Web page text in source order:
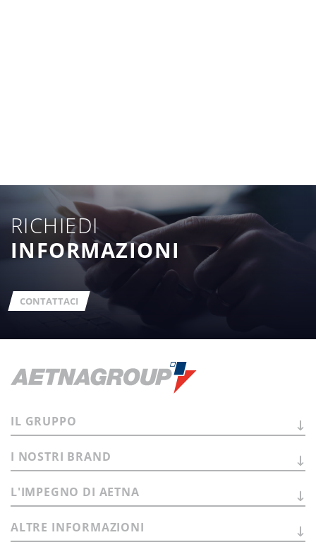
RICHIEDI
INFORMAZIONI
CONTATTACI
IL GRUPPO
I NOSTRI BRAND
L'IMPEGNO DI AETNA
ALTRE INFORMAZIONI